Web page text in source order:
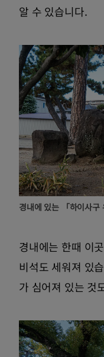
알 수 있습니다.
경내에 있는 「하이사구
경내에는 한때 이
비석도 세워져 있
가 심어져 있는 것